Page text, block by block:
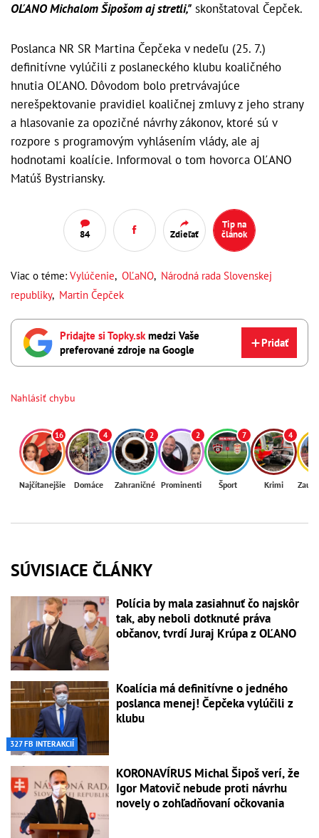
OĽANO Michalom Šipošom aj stretli," skonštatoval Čepček.
Poslanca NR SR Martina Čepčeka v nedeľu (25. 7.)
definitívne vylúčili z poslaneckého klubu koaličného
hnutia OĽANO. Dôvodom bolo pretrvávajúce
nerešpektovanie pravidiel koaličnej zmluvy z jeho strany
a hlasovanie za opozičné návrhy zákonov, ktoré sú v
rozpore s programovým vyhlásením vlády, ale aj
hodnotami koalície. Informoval o tom hovorca OĽANO
Matúš Bystriansky.
84 Zdieľať
Tip na
článok
Viac o téme: Vylúčenie, OĽaNO, Národná rada Slovenskej
republiky, Martin Čepček
Pridajte si Topky.sk medzi Vaše
preferované zdroje na Google
Pridať
Nahlásiť chybu
16
Najčítanejšie
4
Domáce
2
Zahraničné
2
Prominenti
7
Šport
4
Krimi
SÚVISIACE ČLÁNKY
Polícia by mala zasiahnuť čo najskôr
tak, aby neboli dotknuté práva
občanov, tvrdí Juraj Krúpa z OĽANO
327 FB INTERAKCIÍ
Koalícia má definitívne o jedného
poslanca menej! Čepčeka vylúčili z
klubu
KORONAVÍRUS Michal Šipoš verí, že
Igor Matovič nebude proti návrhu
novely o zohľadňovaní očkovania